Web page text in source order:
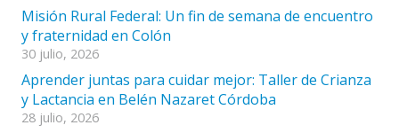
Misión Rural Federal: Un fin de semana de encuentro
y fraternidad en Colón
30 julio, 2026
Aprender juntas para cuidar mejor: Taller de Crianza
y Lactancia en Belén Nazaret Córdoba
28 julio, 2026